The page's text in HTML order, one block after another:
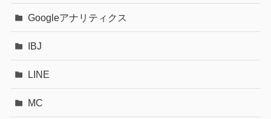
Googleアナリティクス
IBJ
LINE
MC